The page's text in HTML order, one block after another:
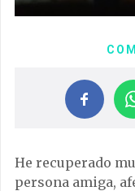
He recuperado
persona amiga,